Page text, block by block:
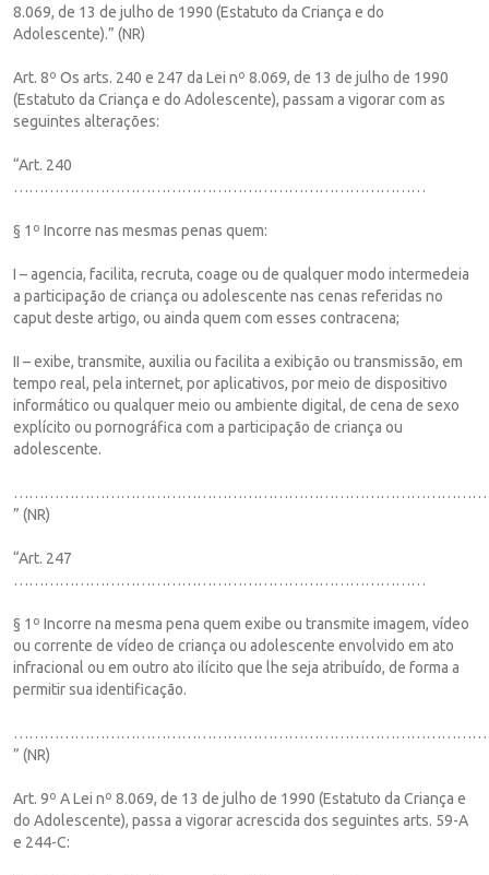
8.069, de 13 de julho de 1990 (Estatuto da Criança e do
Adolescente).” (NR)
Art. 8º Os arts. 240 e 247 da Lei nº 8.069, de 13 de julho de 1990
(Estatuto da Criança e do Adolescente), passam a vigorar com as
seguintes alterações:
“Art. 240
………………………………………………………………………
§ 1º Incorre nas mesmas penas quem:
I – agencia, facilita, recruta, coage ou de qualquer modo intermedeia
a participação de criança ou adolescente nas cenas referidas no
caput deste artigo, ou ainda quem com esses contracena;
II – exibe, transmite, auxilia ou facilita a exibição ou transmissão, em
tempo real, pela internet, por aplicativos, por meio de dispositivo
informático ou qualquer meio ou ambiente digital, de cena de sexo
explícito ou pornográfica com a participação de criança ou
adolescente.
” (NR)
“Art. 247
………………………………………………………………………
§ 1º Incorre na mesma pena quem exibe ou transmite imagem, vídeo
ou corrente de vídeo de criança ou adolescente envolvido em ato
infracional ou em outro ato ilícito que lhe seja atribuído, de forma a
permitir sua identificação.
” (NR)
Art. 9º A Lei nº 8.069, de 13 de julho de 1990 (Estatuto da Criança e
do Adolescente), passa a vigorar acrescida dos seguintes arts. 59-A
e 244-C: